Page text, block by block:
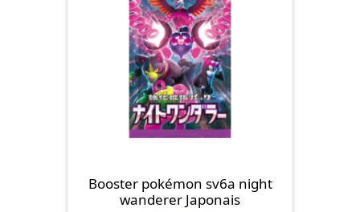
Booster pokémon sv6a night
wanderer Japonais